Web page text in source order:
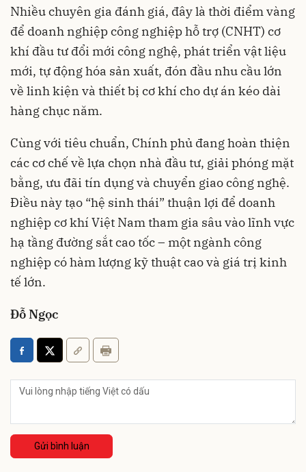
Nhiều chuyên gia đánh giá, đây là thời điểm vàng
để doanh nghiệp công nghiệp hỗ trợ (CNHT) cơ
khí đầu tư đổi mới công nghệ, phát triển vật liệu
mới, tự động hóa sản xuất, đón đầu nhu cầu lớn
về linh kiện và thiết bị cơ khí cho dự án kéo dài
hàng chục năm.
Cùng với tiêu chuẩn, Chính phủ đang hoàn thiện
các cơ chế về lựa chọn nhà đầu tư, giải phóng mặt
bằng, ưu đãi tín dụng và chuyển giao công nghệ.
Điều này tạo “hệ sinh thái” thuận lợi để doanh
nghiệp cơ khí Việt Nam tham gia sâu vào lĩnh vực
hạ tầng đường sắt cao tốc – một ngành công
nghiệp có hàm lượng kỹ thuật cao và giá trị kinh
tế lớn.
Đỗ Ngọc
Gửi bình luận